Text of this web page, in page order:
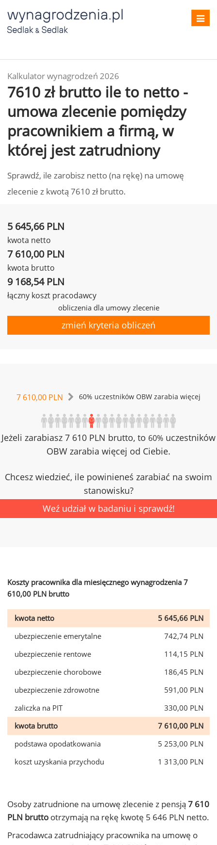
Kalkulator wynagrodzeń 2026
7610 zł brutto ile to netto -
umowa zlecenie pomiędzy
pracownikiem a firmą, w
której jest zatrudniony
Sprawdź, ile zarobisz netto (na rękę) na umowę
zlecenie z kwotą 7610 zł brutto.
5 645,66 PLN
kwota netto
7 610,00 PLN
kwota brutto
9 168,54 PLN
łączny koszt pracodawcy
obliczenia dla umowy zlecenie
zmień kryteria obliczeń
7 610,00 PLN 60% uczestników OBW zarabia więcej
Jeżeli zarabiasz 7 610 PLN brutto, to 60% uczestników
OBW zarabia więcej od Ciebie.
Chcesz wiedzieć, ile powinieneś zarabiać na swoim
stanowisku?
Weź udział w badaniu i sprawdź!
Koszty pracownika dla miesięcznego wynagrodzenia 7
610,00 PLN brutto
kwota netto
5 645,66 PLN
ubezpieczenie emerytalne
742,74 PLN
ubezpieczenie rentowe
114,15 PLN
ubezpieczenie chorobowe
186,45 PLN
ubezpieczenie zdrowotne
591,00 PLN
zaliczka na PIT
330,00 PLN
kwota brutto
7 610,00 PLN
podstawa opodatkowania
5 253,00 PLN
koszt uzyskania przychodu
1 313,00 PLN
Osoby zatrudnione na umowę zlecenie z pensją 7 610
PLN brutto otrzymają na rękę kwotę 5 646 PLN netto.
Pracodawca zatrudniający pracownika na umowę o